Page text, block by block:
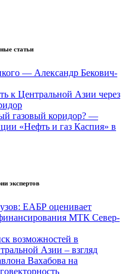
статьи
— Александр Бекович-
к Центральной Азии через
газовый коридор? —
«Нефть и газ Каспия» в
экспертов
ЕАБР оценивает
МТК Север-
возможностей в
Азии – взгляд
Вахабова на